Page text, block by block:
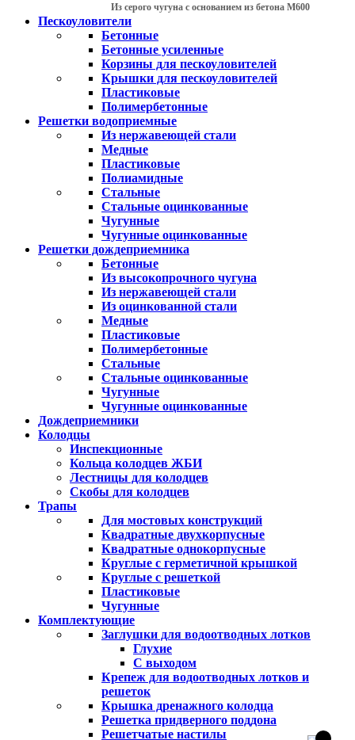
Из серого чугуна с основанием из бетона М600
Пескоуловители
Бетонные
Бетонные усиленные
Корзины для пескоуловителей
Крышки для пескоуловителей
Пластиковые
Полимербетонные
Решетки водоприемные
Из нержавеющей стали
Медные
Пластиковые
Полиамидные
Стальные
Стальные оцинкованные
Чугунные
Чугунные оцинкованные
Решетки дождеприемника
Бетонные
Из высокопрочного чугуна
Из нержавеющей стали
Из оцинкованной стали
Медные
Пластиковые
Полимербетонные
Стальные
Стальные оцинкованные
Чугунные
Чугунные оцинкованные
Дождеприемники
Колодцы
Инспекционные
Кольца колодцев ЖБИ
Лестницы для колодцев
Скобы для колодцев
Трапы
Для мостовых конструкций
Квадратные двухкорпусные
Квадратные однокорпусные
Круглые с герметичной крышкой
Круглые с решеткой
Пластиковые
Чугунные
Комплектующие
Заглушки для водоотводных лотков
Глухие
С выходом
Крепеж для водоотводных лотков и
решеток
Крышка дренажного колодца
Решетка придверного поддона
Решетчатые настилы